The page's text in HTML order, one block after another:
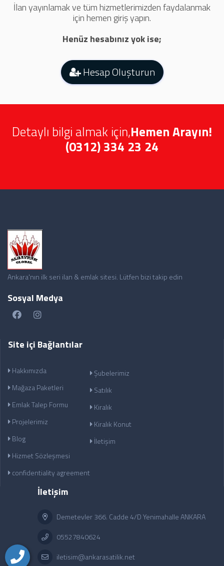
İlan yayınlamak ve tüm hizmetlerimizden faydalanmak
için hemen giriş yapın.
Henüz hesabınız yok ise;
Hesap Oluşturun
Detaylı bilgi almak için,Hemen Arayın!
(0312) 334 23 24
Ankara'nın ilk seri ilan & emlak sitesi. Lütfen bizi takip edin
Sosyal Medya
Site içi Bağlantılar
Hakkımızda
Mağaza Paketleri
Emlak Talep Formu
Projelerimiz
Blog
Hizmet Sözleşmesi
confidentiality agreement
Şubelerimiz
Satılık
Kiralık
Kiralık Konut
İletişim
İletişim
Demetevler 366. Cadde 4/D Yenimahalle ANKARA
05527840624
iletisim@ankarasatilik.net